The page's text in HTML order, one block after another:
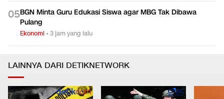
05BGN Minta Guru Edukasi Siswa agar MBG Tak Dibawa
Pulang
Ekonomi •3 jam yang lalu
LAINNYA DARI DETIKNETWORK